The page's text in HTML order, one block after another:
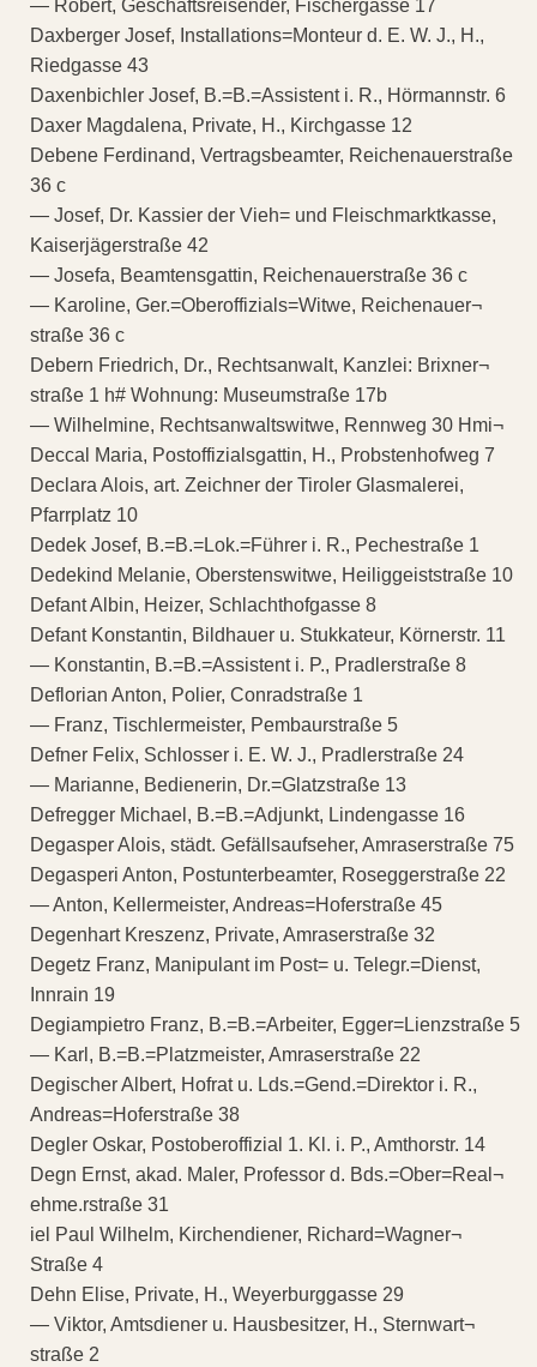
— Robert, Geschäftsreisender, Fischergasse 17
Daxberger Josef, Installations=Monteur d. E. W. J., H.,
Riedgasse 43
Daxenbichler Josef, B.=B.=Assistent i. R., Hörmannstr. 6
Daxer Magdalena, Private, H., Kirchgasse 12
Debene Ferdinand, Vertragsbeamter, Reichenauerstraße
36 c
— Josef, Dr. Kassier der Vieh= und Fleischmarktkasse,
Kaiserjägerstraße 42
— Josefa, Beamtensgattin, Reichenauerstraße 36 c
— Karoline, Ger.=Oberoffizials=Witwe, Reichenauer¬
straße 36 c
Debern Friedrich, Dr., Rechtsanwalt, Kanzlei: Brixner¬
straße 1 h# Wohnung: Museumstraße 17b
— Wilhelmine, Rechtsanwaltswitwe, Rennweg 30 Hmi¬
Deccal Maria, Postoffizialsgattin, H., Probstenhofweg 7
Declara Alois, art. Zeichner der Tiroler Glasmalerei,
Pfarrplatz 10
Dedek Josef, B.=B.=Lok.=Führer i. R., Pechestraße 1
Dedekind Melanie, Oberstenswitwe, Heiliggeiststraße 10
Defant Albin, Heizer, Schlachthofgasse 8
Defant Konstantin, Bildhauer u. Stukkateur, Körnerstr. 11
— Konstantin, B.=B.=Assistent i. P., Pradlerstraße 8
Deflorian Anton, Polier, Conradstraße 1
— Franz, Tischlermeister, Pembaurstraße 5
Defner Felix, Schlosser i. E. W. J., Pradlerstraße 24
— Marianne, Bedienerin, Dr.=Glatzstraße 13
Defregger Michael, B.=B.=Adjunkt, Lindengasse 16
Degasper Alois, städt. Gefällsaufseher, Amraserstraße 75
Degasperi Anton, Postunterbeamter, Roseggerstraße 22
— Anton, Kellermeister, Andreas=Hoferstraße 45
Degenhart Kreszenz, Private, Amraserstraße 32
Degetz Franz, Manipulant im Post= u. Telegr.=Dienst,
Innrain 19
Degiampietro Franz, B.=B.=Arbeiter, Egger=Lienzstraße 5
— Karl, B.=B.=Platzmeister, Amraserstraße 22
Degischer Albert, Hofrat u. Lds.=Gend.=Direktor i. R.,
Andreas=Hoferstraße 38
Degler Oskar, Postoberoffizial 1. Kl. i. P., Amthorstr. 14
Degn Ernst, akad. Maler, Professor d. Bds.=Ober=Real¬
ehme.rstraße 31
iel Paul Wilhelm, Kirchendiener, Richard=Wagner¬
Straße 4
Dehn Elise, Private, H., Weyerburggasse 29
— Viktor, Amtsdiener u. Hausbesitzer, H., Sternwart¬
straße 2